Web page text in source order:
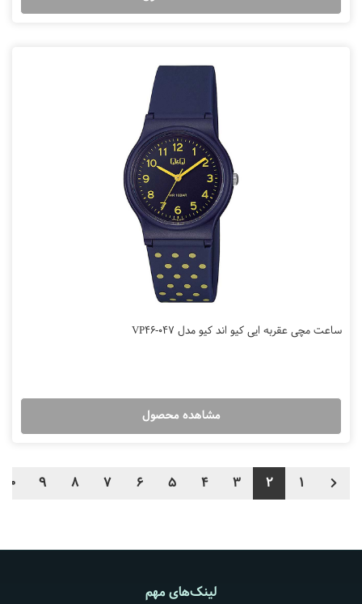
ساعت مچی عقربه ایی کیو اند کیو مدل VP46-047
مشاهده محصول
1
2
3
4
5
6
7
8
9
10
لینک‌های مهم